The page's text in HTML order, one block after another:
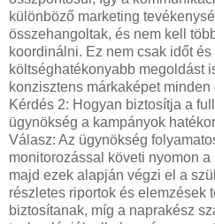
különböző marketing
összehangoltak, és nem kell
koordinálni. Ez nem csak időt
költséghatékonyabb megoldást
konzisztens márkaképet minden
Kérdés 2: Hogyan biztosítja a
ügynökség a kampányok
Válasz: Az ügynökség
monitorozással követi nyomon
majd ezek alapján végzi el a
részletes riportok és elemzések
biztosítanak, míg a naprakész